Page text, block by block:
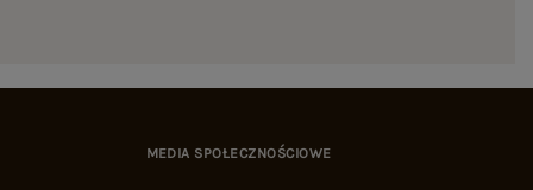
MEDIA SPOŁECZNOŚCIOWE